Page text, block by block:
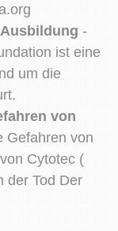
-
ist eine
um die
von
Gefahren von
Cytotec (
der Tod Der